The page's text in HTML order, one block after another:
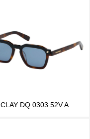
CLAY DQ 0303 52V A